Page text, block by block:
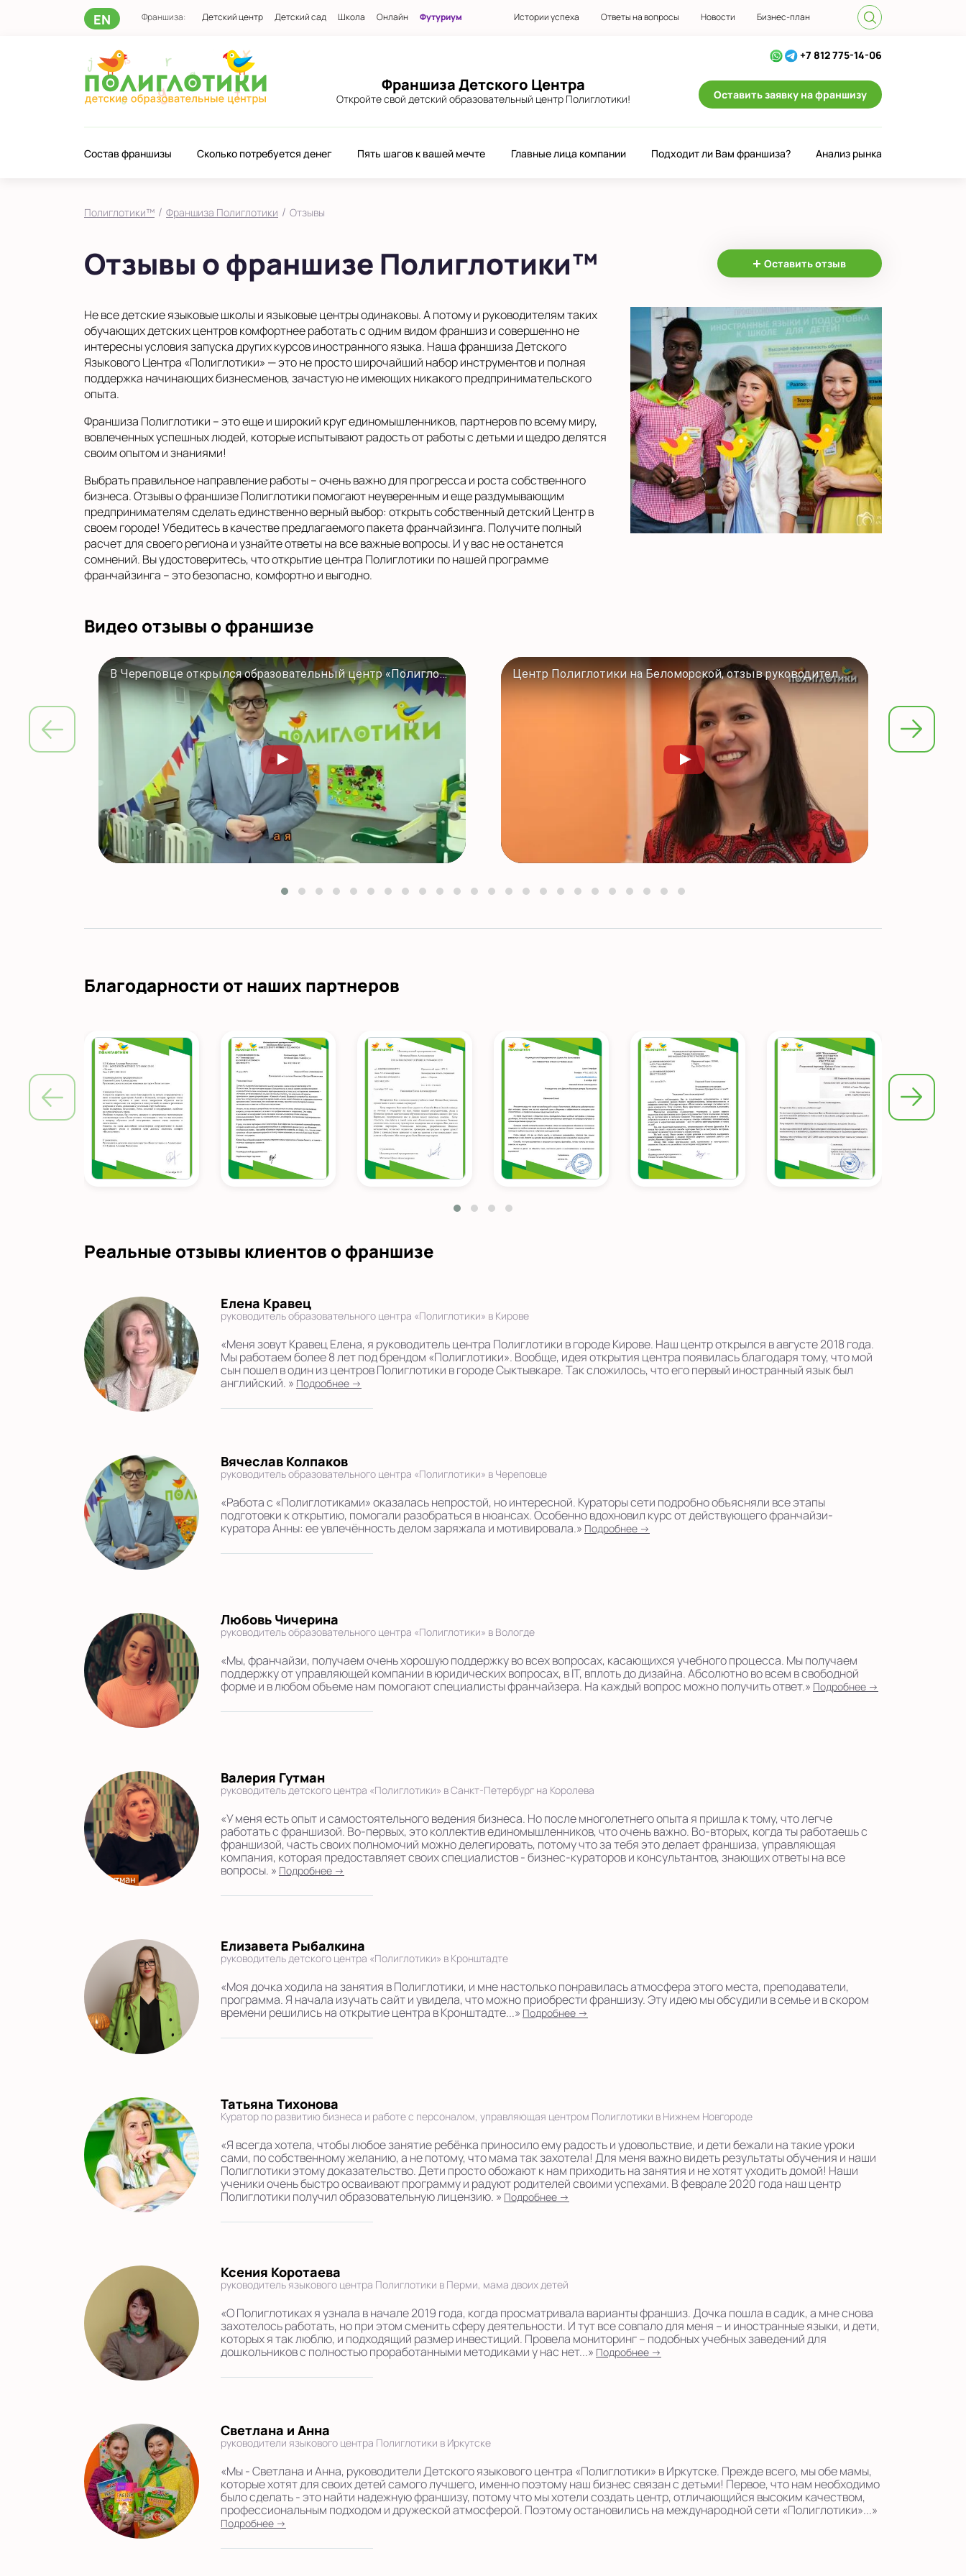
EN Франшиза: Детский центр Детский сад Школа Онлайн Футуриум Истории успеха Ответы на вопросы Новости Бизнес-план
Франшиза Детского Центра
Откройте свой детский образовательный центр Полиглотики!
+7 812 775-14-06
Оставить заявку на франшизу
Состав франшизы Сколько потребуется денег Пять шагов к вашей мечте Главные лица компании Подходит ли Вам франшиза? Анализ рынка
Полиглотики™ / Франшиза Полиглотики / Отзывы
Отзывы о франшизе Полиглотики™ Оставить отзыв
Не все детские языковые школы и языковые центры одинаковы. А потому и руководителям таких
обучающих детских центров комфортнее работать с одним видом франшиз и совершенно не
интересны условия запуска других курсов иностранного языка. Наша франшиза Детского
Языкового Центра «Полиглотики» — это не просто широчайший набор инструментов и полная
поддержка начинающих бизнесменов, зачастую не имеющих никакого предпринимательского
опыта.
Франшиза Полиглотики – это еще и широкий круг единомышленников, партнеров по всему миру,
вовлеченных успешных людей, которые испытывают радость от работы с детьми и щедро делятся
своим опытом и знаниями!
Выбрать правильное направление работы – очень важно для прогресса и роста собственного
бизнеса. Отзывы о франшизе Полиглотики помогают неуверенным и еще раздумывающим
предпринимателям сделать единственно верный выбор: открыть собственный детский Центр в
своем городе! Убедитесь в качестве предлагаемого пакета франчайзинга. Получите полный
расчет для своего региона и узнайте ответы на все важные вопросы. И у вас не останется
сомнений. Вы удостоверитесь, что открытие центра Полиглотики по нашей программе
франчайзинга – это безопасно, комфортно и выгодно.
Видео отзывы о франшизе
В Череповце открылся образовательный центр «Полиглотики» Центр Полиглотики на Беломорской, отзыв руководителя Анастасии Усковой-Молчановой 2025
Благодарности от наших партнеров
Реальные отзывы клиентов о франшизе
Елена Кравец
руководитель образовательного центра «Полиглотики» в Кирове
«Меня зовут Кравец Елена, я руководитель центра Полиглотики в городе Кирове. Наш центр открылся в августе 2018 года.
Мы работаем более 8 лет под брендом «Полиглотики». Вообще, идея открытия центра появилась благодаря тому, что мой
сын пошел в один из центров Полиглотики в городе Сыктывкаре. Так сложилось, что его первый иностранный язык был
английский. » Подробнее →
Вячеслав Колпаков
руководитель образовательного центра «Полиглотики» в Череповце
«Работа с «Полиглотиками» оказалась непростой, но интересной. Кураторы сети подробно объясняли все этапы
подготовки к открытию, помогали разобраться в нюансах. Особенно вдохновил курс от действующего франчайзи-
куратора Анны: ее увлечённость делом заряжала и мотивировала.» Подробнее →
Любовь Чичерина
руководитель образовательного центра «Полиглотики» в Вологде
«Мы, франчайзи, получаем очень хорошую поддержку во всех вопросах, касающихся учебного процесса. Мы получаем
поддержку от управляющей компании в юридических вопросах, в IT, вплоть до дизайна. Абсолютно во всем в свободной
форме и в любом объеме нам помогают специалисты франчайзера. На каждый вопрос можно получить ответ.» Подробнее →
Валерия Гутман
руководитель детского центра «Полиглотики» в Санкт-Петербург на Королева
«У меня есть опыт и самостоятельного ведения бизнеса. Но после многолетнего опыта я пришла к тому, что легче
работать с франшизой. Во-первых, это коллектив единомышленников, что очень важно. Во-вторых, когда ты работаешь с
франшизой, часть своих полномочий можно делегировать, потому что за тебя это делает франшиза, управляющая
компания, которая предоставляет своих специалистов - бизнес-кураторов и консультантов, знающих ответы на все
вопросы. » Подробнее →
Елизавета Рыбалкина
руководитель детского центра «Полиглотики» в Кронштадте
«Моя дочка ходила на занятия в Полиглотики, и мне настолько понравилась атмосфера этого места, преподаватели,
программа. Я начала изучать сайт и увидела, что можно приобрести франшизу. Эту идею мы обсудили в семье и в скором
времени решились на открытие центра в Кронштадте...» Подробнее →
Татьяна Тихонова
Куратор по развитию бизнеса и работе с персоналом, управляющая центром Полиглотики в Нижнем Новгороде
«Я всегда хотела, чтобы любое занятие ребёнка приносило ему радость и удовольствие, и дети бежали на такие уроки
сами, по собственному желанию, а не потому, что мама так захотела! Для меня важно видеть результаты обучения и наши
Полиглотики этому доказательство. Дети просто обожают к нам приходить на занятия и не хотят уходить домой! Наши
ученики очень быстро осваивают программу и радуют родителей своими успехами. В феврале 2020 года наш центр
Полиглотики получил образовательную лицензию. » Подробнее →
Ксения Коротаева
руководитель языкового центра Полиглотики в Перми, мама двоих детей
«О Полиглотиках я узнала в начале 2019 года, когда просматривала варианты франшиз. Дочка пошла в садик, а мне снова
захотелось работать, но при этом сменить сферу деятельности. И тут все совпало для меня – и иностранные языки, и дети,
которых я так люблю, и подходящий размер инвестиций. Провела мониторинг – подобных учебных заведений для
дошкольников с полностью проработанными методиками у нас нет...» Подробнее →
Светлана и Анна
руководители языкового центра Полиглотики в Иркутске
«Мы - Светлана и Анна, руководители Детского языкового центра «Полиглотики» в Иркутске. Прежде всего, мы обе мамы,
которые хотят для своих детей самого лучшего, именно поэтому наш бизнес связан с детьми! Первое, что нам необходимо
было сделать - это найти надежную франшизу, потому что мы хотели создать центр, отличающийся высоким качеством,
профессиональным подходом и дружеской атмосферой. Поэтому остановились на международной сети «Полиглотики»...»
Подробнее →